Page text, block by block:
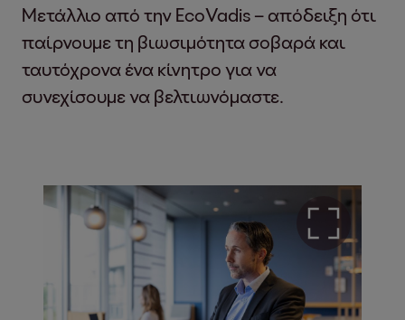
Μετάλλιο από την EcoVadis – απόδειξη ότι
παίρνουμε τη βιωσιμότητα σοβαρά και
ταυτόχρονα ένα κίνητρο για να
συνεχίσουμε να βελτιωνόμαστε.